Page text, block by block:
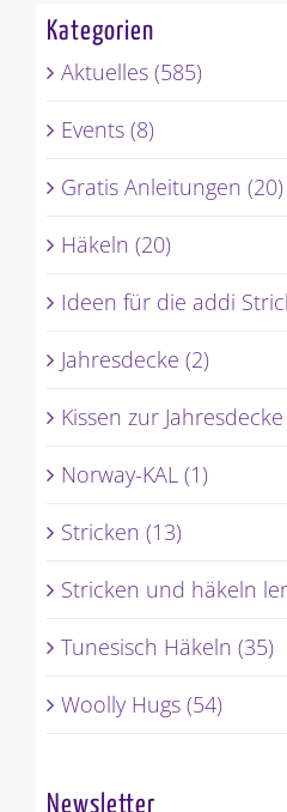
Kategorien
Aktuelles (585)
Events (8)
Gratis Anleitungen (20)
Häkeln (20)
Ideen für die addi
Jahresdecke (2)
Kissen zur
Norway-KAL (1)
Stricken (13)
Stricken und häkeln
Tunesisch Häkeln (35)
Woolly Hugs (54)